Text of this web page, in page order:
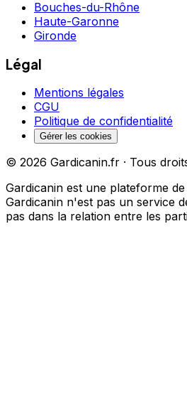
Bouches-du-Rhône
Haute-Garonne
Gironde
Légal
Mentions légales
CGU
Politique de confidentialité
Gérer les cookies
© 2026 Gardicanin.fr · Tous
Gardicanin est une plateforme
Gardicanin n'est pas un service
pas dans la relation entre les